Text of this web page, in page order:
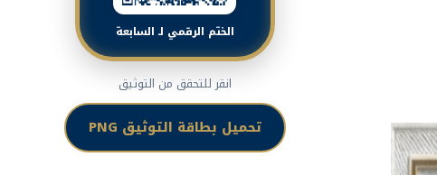
الختم الرقمي لـ السابعة
انقر للتحقق من التوثيق
تحميل بطاقة التوثيق PNG